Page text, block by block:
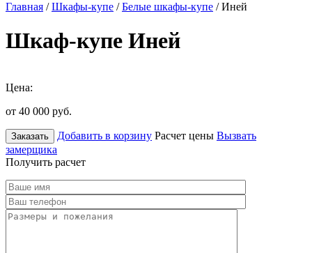
Главная /Шкафы-купе /Белые шкафы-купе / Иней
Шкаф-купе Иней
Цена:
от 40 000 руб.
Заказать Добавить в корзину Расчет цены Вызвать
замерщика
Получить расчет